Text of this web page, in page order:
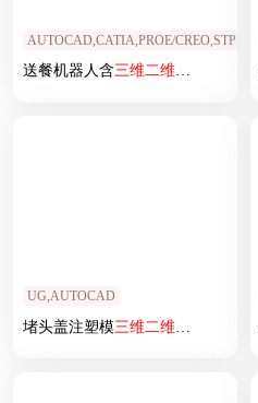
AUTOCAD,CATIA,PROE/CREO,STP
送餐机器人含三维二维说明书
UG,AUTOCAD
堵头盖注塑模三维二维图说明书